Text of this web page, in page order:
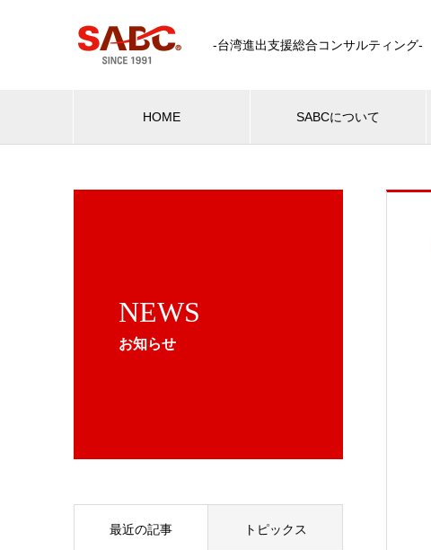
-台湾進出支援総合コンサルティング-
HOME SABCについて
NEWS
お知らせ
最近の記事 トピックス